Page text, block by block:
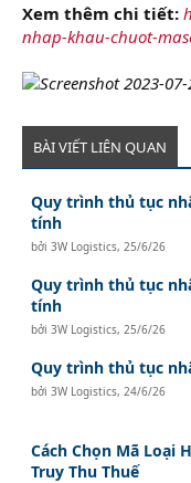
Xem thêm chi tiết:
nhap-khau-chuot-
BÀI VIẾT LIÊN QUAN
Quy trình thủ tục
tính
bởi3W Logistics, 25/6/26
Quy trình thủ tục
tính
bởi3W Logistics, 25/6/26
Quy trình thủ tục
bởi3W Logistics, 24/6/26
Cách Chọn Mã Loại
Truy Thu Thuế